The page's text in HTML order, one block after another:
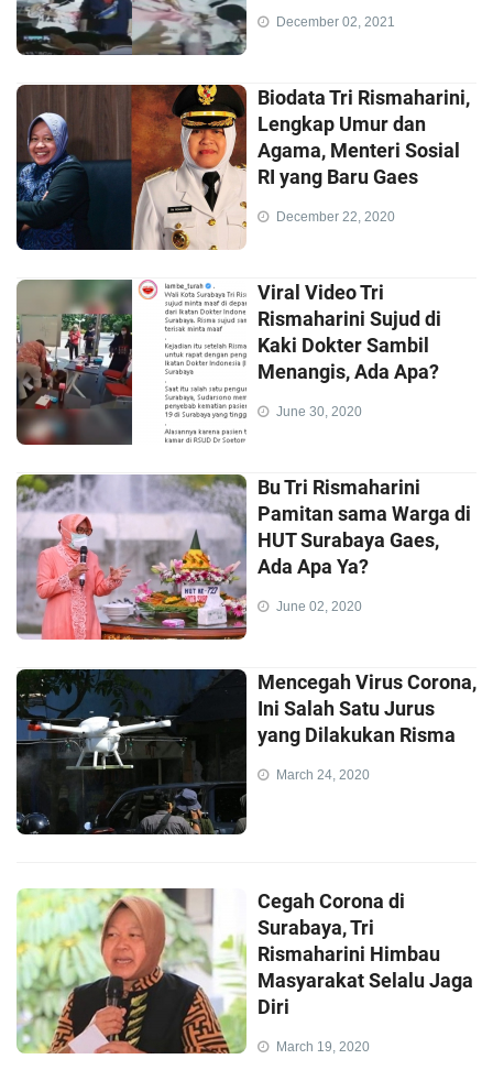
December 02, 2021
Biodata Tri Rismaharini,
Lengkap Umur dan
Agama, Menteri Sosial
RI yang Baru Gaes
December 22, 2020
Viral Video Tri
Rismaharini Sujud di
Kaki Dokter Sambil
Menangis, Ada Apa?
June 30, 2020
Bu Tri Rismaharini
Pamitan sama Warga di
HUT Surabaya Gaes,
Ada Apa Ya?
June 02, 2020
Mencegah Virus Corona,
Ini Salah Satu Jurus
yang Dilakukan Risma
March 24, 2020
Cegah Corona di
Surabaya, Tri
Rismaharini Himbau
Masyarakat Selalu Jaga
Diri
March 19, 2020